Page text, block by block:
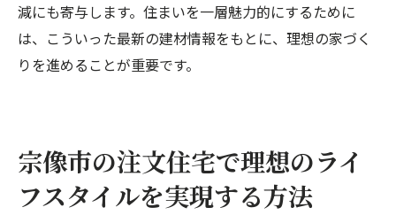
減にも寄与します。住まいを一層魅力的にするために
は、こういった最新の建材情報をもとに、理想の家づく
りを進めることが重要です。
宗像市の注文住宅で理想のライ
フスタイルを実現する方法